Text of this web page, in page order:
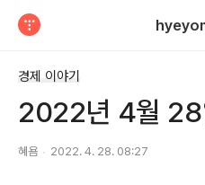
경제 이야기
2022년 4월 28
혜욤 2022. 4. 28. 08:27